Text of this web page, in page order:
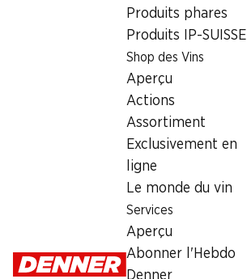
Produits phares
Produits IP-SUISSE
Shop des Vins
Aperçu
Actions
Assortiment
Exclusivement en
ligne
Le monde du vin
Services
Aperçu
Abonner l'Hebdo
Denner
Heures d'ouverture